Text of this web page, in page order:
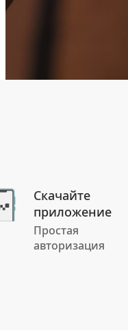
Скачайте
приложение
Простая
авторизация